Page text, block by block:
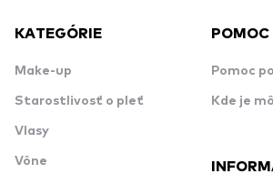
KATEGÓRIE
Make-up
Starostlivosť o pleť
Vlasy
Vône
Pomoc
Kde je